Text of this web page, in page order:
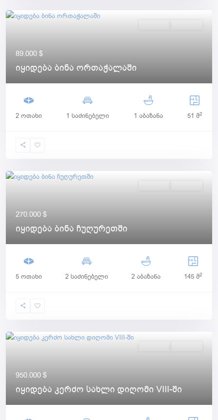
89.000 $
იყიდება ბინა ორთაჭალაში
2 ოთახი 1 საძინებელი 1 აბაზანა 51 მ2
270.000 $
იყიდება ბინა ჩუღურეთში
5 ოთახი 2 საძინებელი 2 აბაზანა 145 მ2
950.000 $
იყიდება კერძო სახლი დიღომი VIII-ში